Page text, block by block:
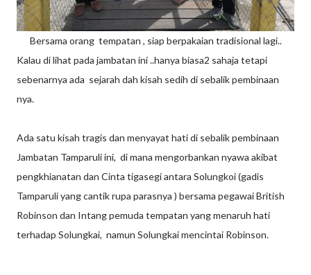
Bersama orang tempatan , siap berpakaian tradisional lagi..
Kalau di lihat pada jambatan ini ..hanya biasa2 sahaja tetapi
sebenarnya ada sejarah dah kisah sedih di sebalik pembinaan
nya.
Ada satu kisah tragis dan menyayat hati di sebalik pembinaan
Jambatan Tamparuli ini, di mana mengorbankan nyawa akibat
pengkhianatan dan Cinta tigasegi antara Solungkoi (gadis
Tamparuli yang cantik rupa parasnya ) bersama pegawai British
Robinson dan Intang pemuda tempatan yang menaruh hati
terhadap Solungkai, namun Solungkai mencintai Robinson.